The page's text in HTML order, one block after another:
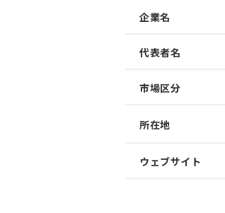
企業名
代表者名
市場区分
所在地
ウェブサイト